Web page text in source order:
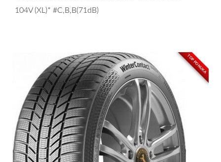
Dodávkové + malé úžitkové
Osobné/crossover + malé úžitkové
SUV/crossover + OFFRoad-ové
Dodávkové + malé úžitkové
Celoročné pneumatiky
Osobné/crossover + malé úžitkové
104V (XL)* #C,B,B(71dB)
TOP PONUKA